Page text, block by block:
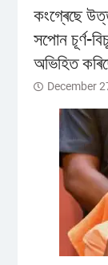
কংগ্ৰেছে
সপোন চূৰ্ণ-
অভিহিত
December